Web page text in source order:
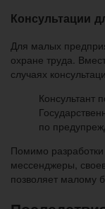
Консультации
Для малых
охране труда.
случаях
Консультант
по
Помимо
мессенджеры,
позволяет малому